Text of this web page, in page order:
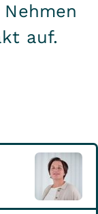
auf.